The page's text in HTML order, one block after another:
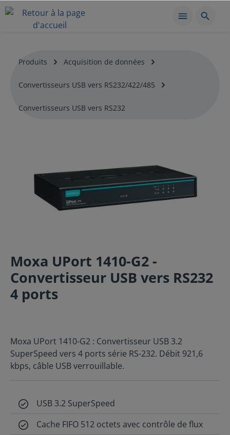
Produits Acquisition de données
Convertisseurs USB vers RS232/422/485
Convertisseurs USB vers RS232
Moxa UPort 1410-G2 -
Convertisseur USB vers RS232
4 ports
Moxa UPort 1410-G2 : Convertisseur USB 3.2
SuperSpeed vers 4 ports série RS-232. Débit 921,6
kbps, câble USB verrouillable.
USB 3.2 SuperSpeed
Cache FIFO 512 octets avec contrôle de flux